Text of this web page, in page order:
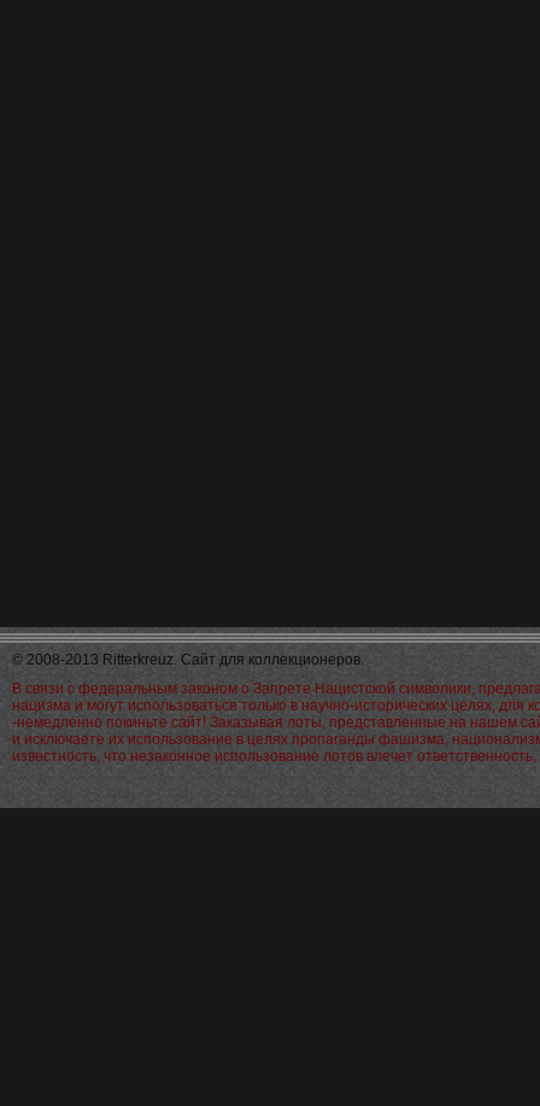
© 2008-2013 Ritterkreuz. Сайт для коллекционеров.
В связи с федеральным законом о Запрете Нацистской символики,
нацизма и могут использоваться только в научно-исторических целях,
-немедленно покиньте сайт! Заказывая лоты, представленные на нашем
и исключаете их использование в целях пропаганды фашизма,
известность, что незаконное использование лотов влечет